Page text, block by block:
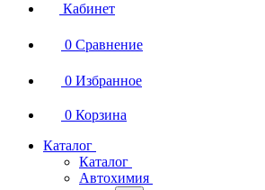
Кабинет
0 Сравнение
0 Избранное
0 Корзина
Каталог
Каталог
Автохимия